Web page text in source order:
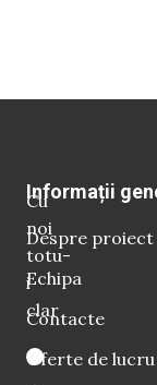
Cu
noi
totu-
i
clar
Informații
Despre proiect
Echipa
Contacte
Oferte de lucru